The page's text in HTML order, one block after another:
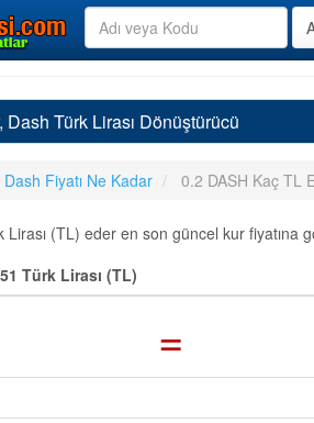
Türk Lirası Dönüştürücü
Dash Fiyatı Ne Kadar 0.2 DASH Kaç TL
Lirası (TL) eder en son güncel kur fiyatına
Türk Lirası (TL)
=